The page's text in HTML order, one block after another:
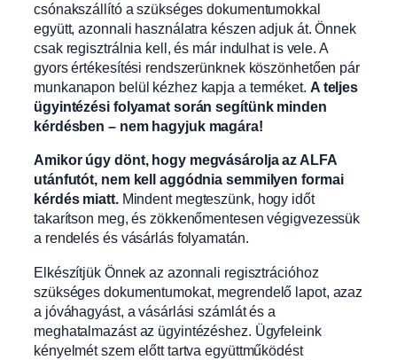
csónakszállító a szükséges dokumentumokkal
együtt, azonnali használatra készen adjuk át. Önnek
csak regisztrálnia kell, és már indulhat is vele. A
gyors értékesítési rendszerünknek köszönhetően pár
munkanapon belül kézhez kapja a terméket. A teljes
ügyintézési folyamat során segítünk minden
kérdésben – nem hagyjuk magára!
Amikor úgy dönt, hogy megvásárolja az ALFA
utánfutót, nem kell aggódnia semmilyen formai
kérdés miatt. Mindent megteszünk, hogy időt
takarítson meg, és zökkenőmentesen végigvezessük
a rendelés és vásárlás folyamatán.
Elkészítjük Önnek az azonnali regisztrációhoz
szükséges dokumentumokat, megrendelő lapot, azaz
a jóváhagyást, a vásárlási számlát és a
meghatalmazást az ügyintézéshez. Ügyfeleink
kényelmét szem előtt tartva együttműködést